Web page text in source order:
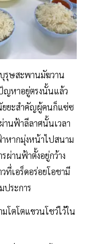
บุรุษสะพานมัฆวาน
ญหาอยู่ตรงนั้นแล้ว
ยยะสำคัญผู้คนก็แซ่ซ
นฟ้าลีลาศนั้นเวลา
าหากมุ่งหน้าไปสนาม
ผ่านฟ้าตั้งอยู่กว้าง
ที่เอร็ดอร่อยโอชามี
ระการ
โตโตแขวนโชว์ไว้ใน